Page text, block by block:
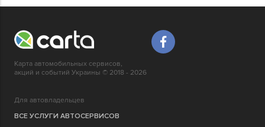
Карта автомобильных сервисов,
акций и событий Украины © 2018 - 2026
Для автовладельцев
ВСЕ УСЛУГИ АВТОСЕРВИСОВ